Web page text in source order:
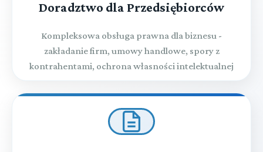
Doradztwo dla Przedsiębiorców
Kompleksowa obsługa prawna dla biznesu -
zakładanie firm, umowy handlowe, spory z
kontrahentami, ochrona własności intelektualnej